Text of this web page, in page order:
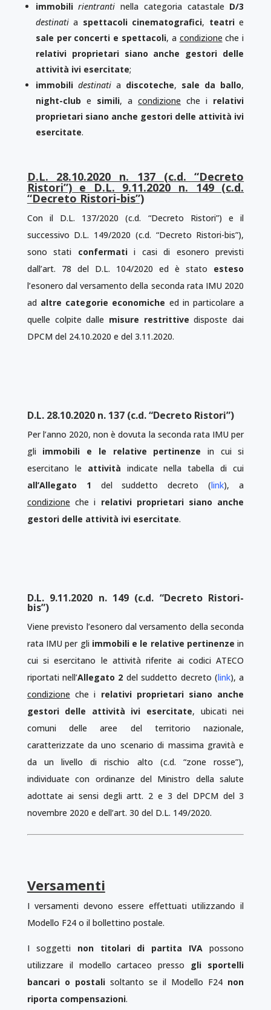
immobili rientranti nella categoria catastale D/3
destinatia spettacoli cinematografici, teatrie
sale per concerti e spettacoli, a condizione che i
relativi proprietari siano anche gestori delle
attività ivi esercitate;
immobili destinatia discoteche, sale da ballo,
night-club e simili, acondizione che i relativi
proprietari siano anche gestori delle attività ivi
esercitate.
D.L. 28.10.2020 n. 137 (c.d. “Decreto
Ristori”) e D.L. 9.11.2020 n. 149 (c.d.
“Decreto Ristori-bis”)
Con il D.L. 137/2020 (c.d. “Decreto Ristori”) e il
successivo D.L. 149/2020 (c.d. “Decreto Ristori-bis”),
sono stati confermatii casi di esonero previsti
dall’art. 78 del D.L. 104/2020 ed è stato esteso
l’esonero dal versamento della seconda rata IMU 2020
ad altre categorie economiche ed in particolare a
quelle colpite dalle misure restrittive disposte dai
DPCM del 24.10.2020 e del 3.11.2020.
D.L. 28.10.2020 n. 137 (c.d. “Decreto Ristori”)
Per l’anno 2020, non è dovuta la seconda rata IMU per
gli immobili e le relative pertinenze in cui si
esercitano le attività indicate nella tabella di cui
all’Allegato 1 del suddetto decreto (link), a
condizione che i relativi proprietari siano anche
gestori delle attività ivi esercitate.
D.L. 9.11.2020 n. 149 (c.d. “Decreto Ristori-
bis”)
Viene previsto l’esonero dal versamento della seconda
rata IMU per gli immobili e le relative pertinenze in
cui si esercitano le attività riferite ai codici ATECO
riportati nell’Allegato 2 del suddetto decreto (link), a
condizione che i relativi proprietari siano anche
gestori delle attività ivi esercitate, ubicati nei
comuni delle aree del territorio nazionale,
caratterizzate da uno scenario di massima gravità e
da un livello di rischio alto (c.d. “zone rosse”),
individuate con ordinanze del Ministro della salute
adottate ai sensi degli artt. 2 e 3 del DPCM del 3
novembre 2020 e dell’art. 30 del D.L. 149/2020.
Versamenti
I versamenti devono essere effettuati utilizzando il
Modello F24 o il bollettino postale.
I soggetti non titolari di partita IVA possono
utilizzare il modello cartaceo presso gli sportelli
bancari o postalisoltanto se il Modello F24 non
riporta compensazioni.